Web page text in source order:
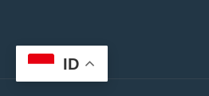
ID